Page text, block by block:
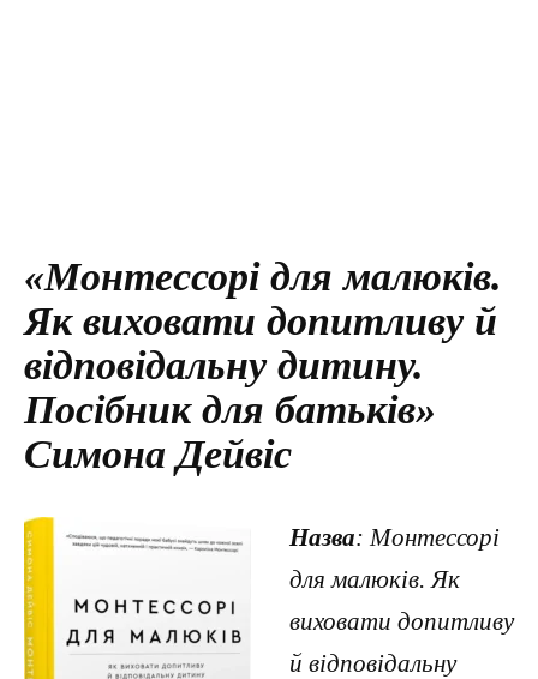
«Монтессорі для малюків.
Як виховати допитливу й
відповідальну дитину.
Посібник для батьків»
Симона Дейвіс
Назва: Монтессорі
для малюків. Як
виховати допитливу
й відповідальну